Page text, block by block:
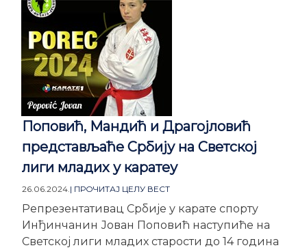
Поповић, Мандић и Драгојловић
представљаће Србију на Светској
лиги младих у каратеу
26.06.2024. | ПРОЧИТАЈ ЦЕЛУ ВЕСТ
Репрезентативац Србије у карате спорту
Инђинчанин Јован Поповић наступиће на
Светској лиги младих старости до 14 година